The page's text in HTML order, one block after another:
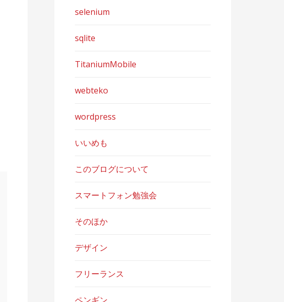
selenium
sqlite
TitaniumMobile
webteko
wordpress
いいめも
このブログについて
スマートフォン勉強会
そのほか
デザイン
フリーランス